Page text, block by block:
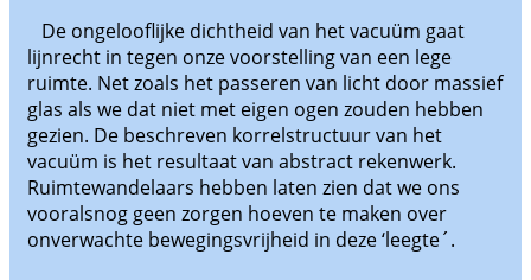
De ongelooflijke dichtheid van het vacuüm gaat
lijnrecht in tegen onze voorstelling van een lege
ruimte. Net zoals het passeren van licht door massief
glas als we dat niet met eigen ogen zouden hebben
gezien. De beschreven korrelstructuur van het
vacuüm is het resultaat van abstract rekenwerk.
Ruimtewandelaars hebben laten zien dat we ons
vooralsnog geen zorgen hoeven te maken over
onverwachte bewegingsvrijheid in deze ‘leegte´.